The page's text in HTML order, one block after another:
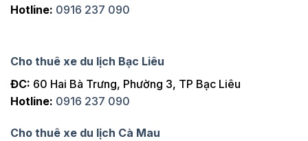
Hotline: 0916 237 090
Cho thuê xe du lịch Bạc Liêu
ĐC: 60 Hai Bà Trưng, Phường 3, TP Bạc Liêu
Hotline: 0916 237 090
Cho thuê xe du lịch Cà Mau